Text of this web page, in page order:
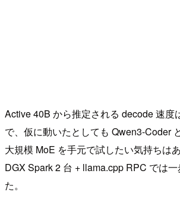
Active 40B から推定される decode 速度
で、仮に動いたとしても Qwen3-Coder
大規模 MoE を手元で試したい気持ちは
DGX Spark 2 台 + llama.cpp RPC では
た。